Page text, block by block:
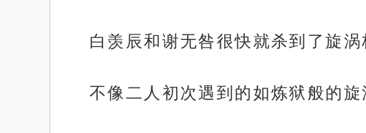
白羡辰和谢无咎很快就杀到了旋涡
不像二人初次遇到的如炼狱般的旋